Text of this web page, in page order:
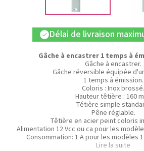
check Délai de livraison
Gâche à encastrer 1 temps à
Gâche à encastrer.
Gâche réversible équipée
1 temps à émission.
Coloris : Inox brossé.
Hauteur têtière : 160
Tétière simple
Pêne réglable.
Têtière en acier peint coloris
Alimentation 12 Vcc ou ca pour les
Consommation: 1 A pour les modèles
Dimensions (HxLxP) : tétière H x 25 x 3 mm /
Lire la suite